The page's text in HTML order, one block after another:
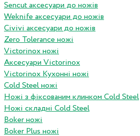
Sencut аксесуари до ножів
Weknife аксесуари до ножів
Civivi аксесуари до ножів
Zero Tolerance ножі
Victorinox ножі
Аксесуари Victorinox
Victorinox Кухонні ножі
Cold Steel ножі
Ножі з фіксованим клинком Cold Steel
Ножі складні Cold Steel
Boker ножі
Boker Plus ножі